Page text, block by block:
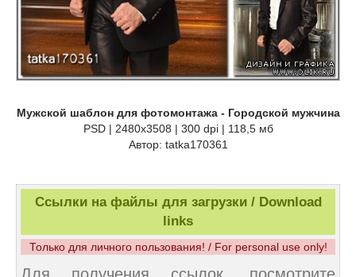
Мужской шаблон для фотомонтажа - Городской мужчина
PSD | 2480x3508 | 300 dpi | 118,5 мб
Автор: tatka170361
Ссылки на файлы для загрузки / Download
links
Только для личного пользования! / For personal use only!